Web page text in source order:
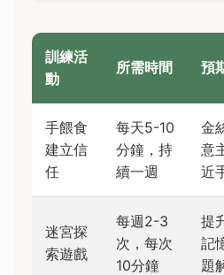
訓練活
動
所需時間 預
手餵食
建立信
任
每天5-10
分鐘，持
續一週
金
意
近
迷宮探
索遊戲
每週2-3
次，每次
10分鐘
提
記
題